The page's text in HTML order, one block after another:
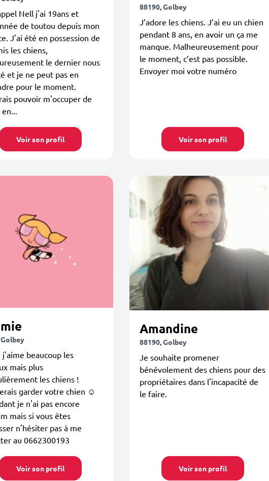
Nell j'ai 19ans et
de toutou depuis mon
J'ai été en possession de
les chiens,
le dernier nous
et je ne peut pas en
pour le moment.
pouvoir m'occuper de
Voir son profil
88190, Golbey
J’adore les chiens. J’ai eu un chien
pendant 8 ans, en avoir un ça me
manque. Malheureusement pour
le moment, c’est pas possible.
Envoyer moi votre numéro
Voir son profil
j'aime beaucoup les
mais plus
les chiens !
garder votre chien ☺️
je n'ai pas encore
mais si vous êtes
n'hésiter pas à me
au 0662300193
Voir son profil
Amandine
88190, Golbey
Je souhaite promener
bénévolement des chiens pour des
propriétaires dans l'incapacité de
le faire.
Voir son profil